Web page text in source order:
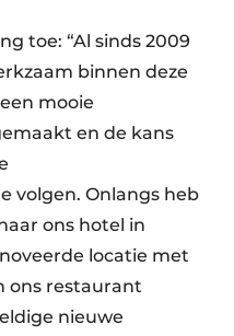
toe: “Al sinds 2009
binnen deze
mooie
en de kans
volgen. Onlangs heb
ons hotel in
locatie met
ons restaurant
nieuwe